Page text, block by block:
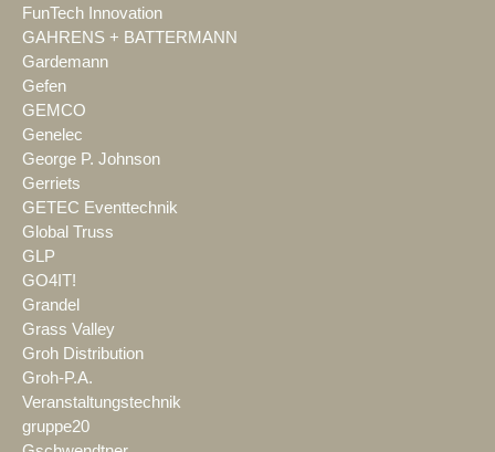
FunTech Innovation
GAHRENS + BATTERMANN
Gardemann
Gefen
GEMCO
Genelec
George P. Johnson
Gerriets
GETEC Eventtechnik
Global Truss
GLP
GO4IT!
Grandel
Grass Valley
Groh Distribution
Groh-P.A.
Veranstaltungstechnik
gruppe20